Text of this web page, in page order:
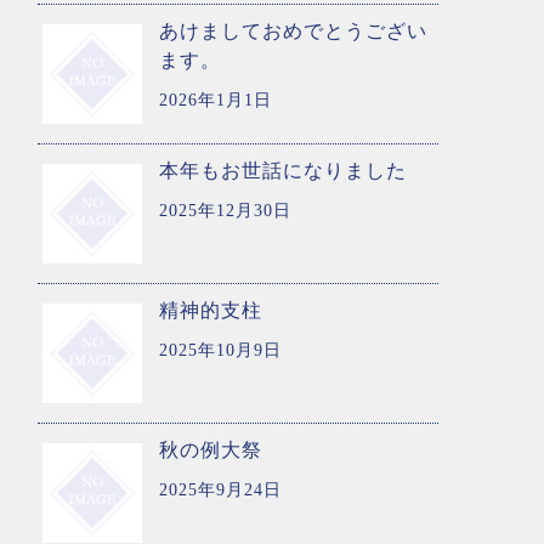
あけましておめでとうござい
ます。
2026年1月1日
本年もお世話になりました
2025年12月30日
精神的支柱
2025年10月9日
秋の例大祭
2025年9月24日